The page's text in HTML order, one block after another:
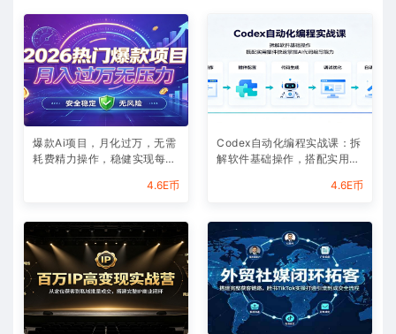
爆款Ai项目，月化过万，无需
耗费精力操作，稳健实现每月
4.6E币
Codex自动化编程实战课：拆
解软件基础操作，搭配实用插
4.6E币